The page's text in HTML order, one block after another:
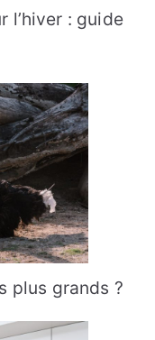
l’hiver : guide
plus grands ?